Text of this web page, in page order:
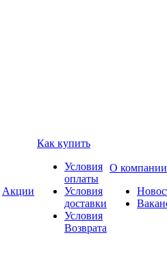
Акции
Как купить
Условия
оплаты
Условия
доставки
Условия
Возврата
О компании